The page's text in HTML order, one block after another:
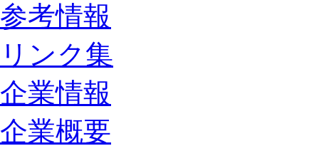
参考情報
リンク集
企業情報
企業概要